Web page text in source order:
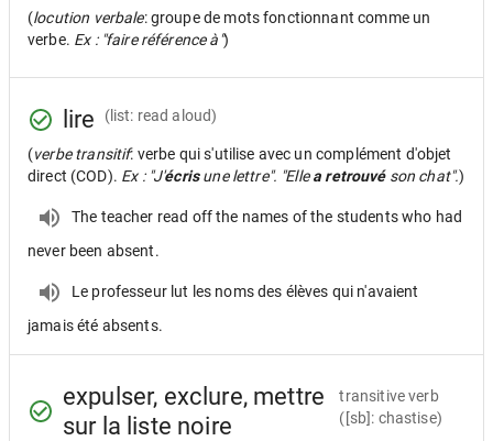
(locution verbale: groupe de mots fonctionnant comme un
verbe. Ex : "faire référence à")
lire (list: read aloud)
(verbe transitif: verbe qui s'utilise avec un complément d'objet
direct (COD). Ex : "J'écrisune lettre". "Ellea retrouvéson chat".)
The teacher read off the names of the students who had
never been absent.
Le professeur lut les noms des élèves qui n'avaient
jamais été absents.
expulser, exclure, mettre
sur la liste noire
transitive verb
([sb]: chastise)